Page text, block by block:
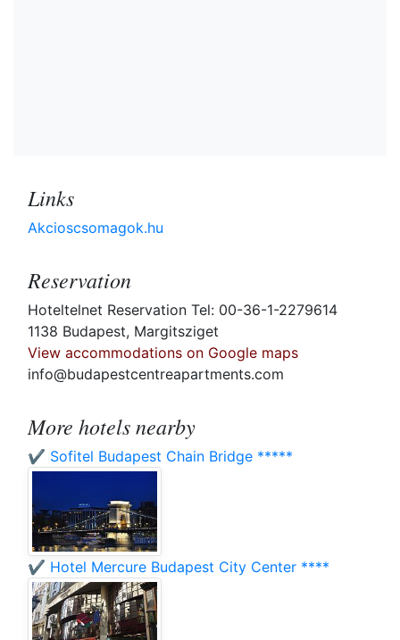
Links
Akcioscsomagok.hu
Reservation
Hoteltelnet Reservation Tel: 00-36-1-2279614
1138 Budapest, Margitsziget
View accommodations on Google maps
info@budapestcentreapartments.com
More hotels nearby
✔️ Sofitel Budapest Chain Bridge *****
✔️ Hotel Mercure Budapest City Center ****